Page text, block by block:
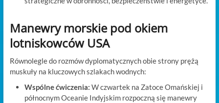
Manewry morskie pod okiem
lotniskowców USA
Równolegle do rozmów dyplomatycznych obie strony prężą
muskuły na kluczowych szlakach wodnych:
Wspólne ćwiczenia: W czwartek na Zatoce Omańskiej i
północnym Oceanie Indyjskim rozpoczną się manewry